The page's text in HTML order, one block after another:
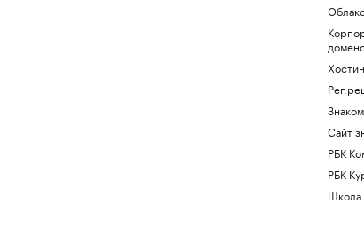
Сайт
РБК
РБК
Школа